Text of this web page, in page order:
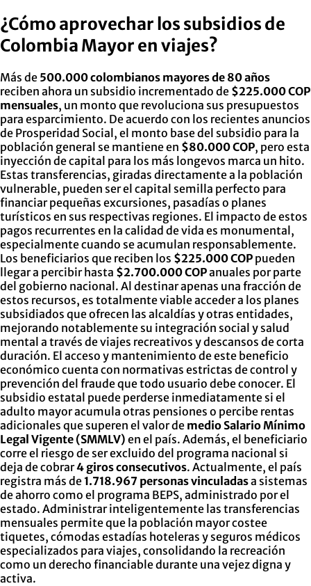
¿Cómo aprovechar los subsidios de
Colombia Mayor en viajes?
Más de 500.000 colombianos mayores de 80 años
reciben ahora un subsidio incrementado de $225.000 COP
mensuales, un monto que revoluciona sus presupuestos
para esparcimiento. De acuerdo con los recientes anuncios
de Prosperidad Social, el monto base del subsidio para la
población general se mantiene en $80.000 COP, pero esta
inyección de capital para los más longevos marca un hito.
Estas transferencias, giradas directamente a la población
vulnerable, pueden ser el capital semilla perfecto para
financiar pequeñas excursiones, pasadías o planes
turísticos en sus respectivas regiones. El impacto de estos
pagos recurrentes en la calidad de vida es monumental,
especialmente cuando se acumulan responsablemente.
Los beneficiarios que reciben los $225.000 COP pueden
llegar a percibir hasta $2.700.000 COPanuales por parte
del gobierno nacional. Al destinar apenas una fracción de
estos recursos, es totalmente viable acceder a los planes
subsidiados que ofrecen las alcaldías y otras entidades,
mejorando notablemente su integración social y salud
mental a través de viajes recreativos y descansos de corta
duración. El acceso y mantenimiento de este beneficio
económico cuenta con normativas estrictas de control y
prevención del fraude que todo usuario debe conocer. El
subsidio estatal puede perderse inmediatamente si el
adulto mayor acumula otras pensiones o percibe rentas
adicionales que superen el valor de medio Salario Mínimo
Legal Vigente (SMMLV) en el país. Además, el beneficiario
corre el riesgo de ser excluido del programa nacional si
deja de cobrar4 giros consecutivos. Actualmente, el país
registra más de 1.718.967 personas vinculadasa sistemas
de ahorro como el programa BEPS, administrado por el
estado. Administrar inteligentemente las transferencias
mensuales permite que la población mayor costee
tiquetes, cómodas estadías hoteleras y seguros médicos
especializados para viajes, consolidando la recreación
como un derecho financiable durante una vejez digna y
activa.